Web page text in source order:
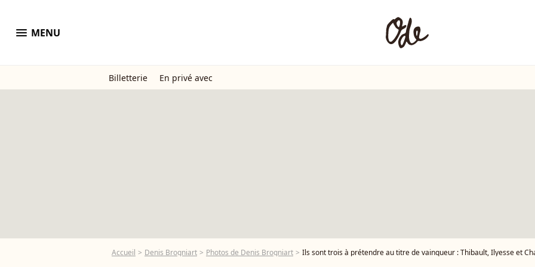
menu MENU
Billetterie En privé avec
Accueil Denis Brogniart Photos de Denis Brogniart Ils sont trois à prétendre au titre de vainqueur : Thibault, Ilyesse et Charlotte. Finale de "Koh-Lanta, La Tribu maudite" :